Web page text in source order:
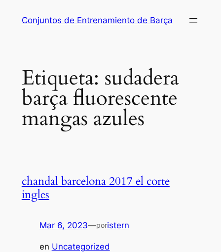
Conjuntos de Entrenamiento de Barça
Etiqueta: sudadera
barça fluorescente
mangas azules
chandal barcelona 2017 el corte
ingles
Mar 6, 2023—poristern
en Uncategorized